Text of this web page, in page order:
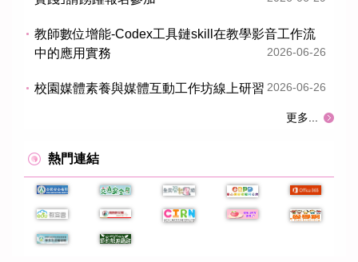
教師數位增能-Codex工具鏈skill在教學影音工作流
中的應用實務
2026-06-26
校園媒體素養與媒體互動工作坊線上研習 2026-06-26
更多...
熱門連結